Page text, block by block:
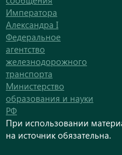
Императора
Александра I
Федеральное
агентство
железнодорожного
транспорта
Министерство
образования и науки
РФ
При использовании
на источник обязательна.